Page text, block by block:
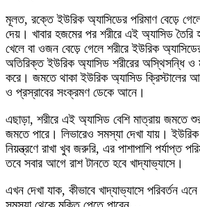
মূলত, রক্তে ইউরিক অ্যাসিডের পরিমাণ বেড়ে
দেয়। খাবার হজমের পর শরীরে এই অ্যাসিড তৈরি
খেলে বা ওজন বেড়ে গেলে শরীরে ইউরিক
অতিরিক্ত ইউরিক অ্যাসিড শরীরের অস্থিসন্ধি
করে। জমতে থাকা ইউরিক অ্যাসিড ক্রিস্টালের
ও প্রস্রাবের সংক্রমণ ডেকে আনে।
এছাড়া, শরীরে এই অ্যাসিড বেশি মাত্রায় জমতে
জমতে পারে। লিভারেও সমস্যা দেখা যায়।
নিয়ন্ত্রণে রাখা খুব জরুরি, এর পাশাপাশি পর্যাপ্ত
তবে সবার আগে রাশ টানতে হবে খাদ্যাভ্যাসে।
এখন দেখা যাক, কীভাবে খাদ্যাভ্যাসে পরিবর্তন এনে